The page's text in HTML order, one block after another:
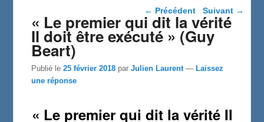
Navigation dans les
articles
← Précédent Suivant →
« Le premier qui dit la vérité
Il doit être exécuté » (Guy
Beart)
Publié le25 février 2018 parJulien Laurent — Laissez
une réponse
« Le premier qui dit la vérité Il